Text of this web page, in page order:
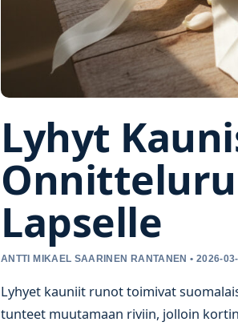
Lyhyt
Lapselle
ANTTI MIKAEL SAARINEN RANTANEN • 2026-
Lyhyet kauniit runot toimivat
tunteet muutamaan riviin, jolloin